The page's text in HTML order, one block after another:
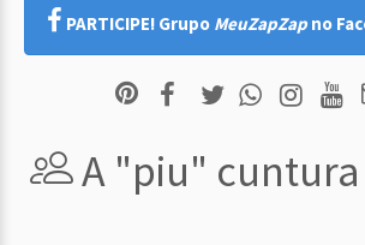
PARTICIPE! Grupo MeuZapZap no
A "piu" cuntura